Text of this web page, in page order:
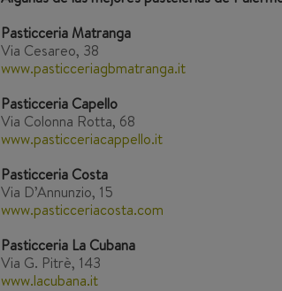
Pasticceria Matranga
Via Cesareo, 38
www.pasticceriagbmatranga.it
Pasticceria Capello
Via Colonna Rotta, 68
www.pasticceriacappello.it
Pasticceria Costa
Via D’Annunzio, 15
www.pasticceriacosta.com
Pasticceria La Cubana
Via G. Pitrè, 143
www.lacubana.it